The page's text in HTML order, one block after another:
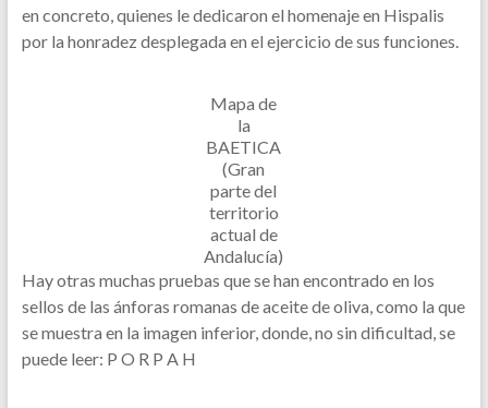
en concreto, quienes le dedicaron el homenaje en Hispalis
por la honradez desplegada en el ejercicio de sus funciones.
Mapa de
la
BAETICA
(Gran
parte del
territorio
actual de
Andalucía)
Hay otras muchas pruebas que se han encontrado en los
sellos de las ánforas romanas de aceite de oliva, como la que
se muestra en la imagen inferior, donde, no sin dificultad, se
puede leer: P O R P A H